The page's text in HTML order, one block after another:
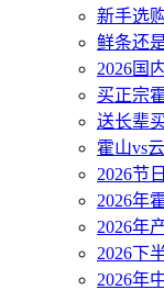
新手选
鲜条还
2026国
买正宗
送长辈
霍山vs
2026节
2026年
2026年
2026下
2026年